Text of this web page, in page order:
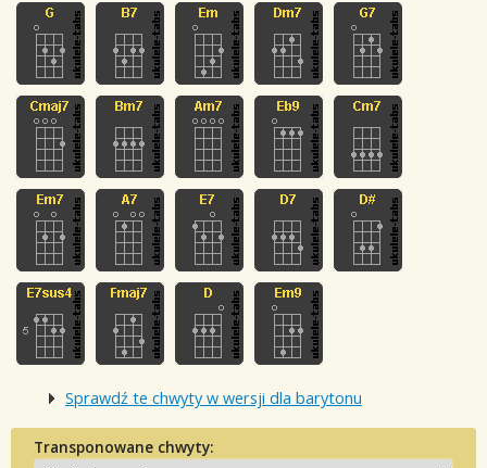
Sprawdź te chwyty w wersji dla barytonu
Transponowane chwyty: